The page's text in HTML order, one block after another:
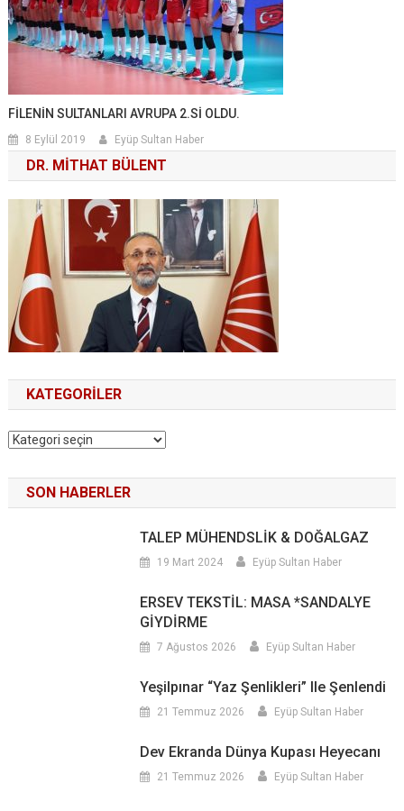
FİLENİN SULTANLARI AVRUPA 2.Sİ OLDU.
8 Eylül 2019 Eyüp Sultan Haber
DR. MITHAT BÜLENT
KATEGORILER
Kategoriler
SON HABERLER
TALEP MÜHENDSLİK & DOĞALGAZ
19 Mart 2024 Eyüp Sultan Haber
ERSEV TEKSTİL: MASA *SANDALYE
GİYDİRME
7 Ağustos 2026 Eyüp Sultan Haber
Yeşilpınar “Yaz Şenlikleri” Ile Şenlendi
21 Temmuz 2026 Eyüp Sultan Haber
Dev Ekranda Dünya Kupası Heyecanı
21 Temmuz 2026 Eyüp Sultan Haber